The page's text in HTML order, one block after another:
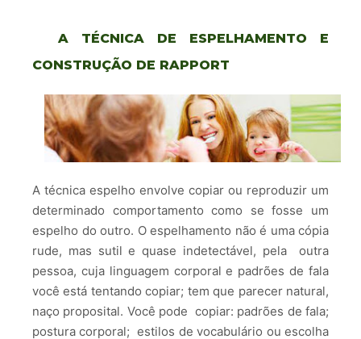
A TÉCNICA DE ESPELHAMENTO E
CONSTRUÇÃO DE RAPPORT
A técnica espelho envolve copiar ou reproduzir um
determinado comportamento como se fosse um
espelho do outro. O espelhamento não é uma cópia
rude, mas sutil e quase indetectável, pela outra
pessoa, cuja linguagem corporal e padrões de fala
você está tentando copiar; tem que parecer natural,
naço proposital. Você pode copiar: padrões de fala;
postura corporal; estilos de vocabulário ou escolha